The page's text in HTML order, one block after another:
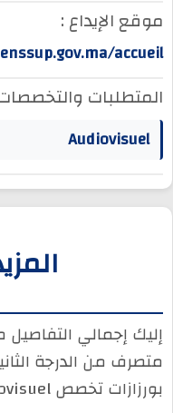
موقع الإيداع :
accueil
المتطلبات والتخصصات
Audiovisuel
إليك إجمالي
متصرف من الدرجة
بورزازات تخصص Audiovisuel | جامعة ابن زهر - أكادير.